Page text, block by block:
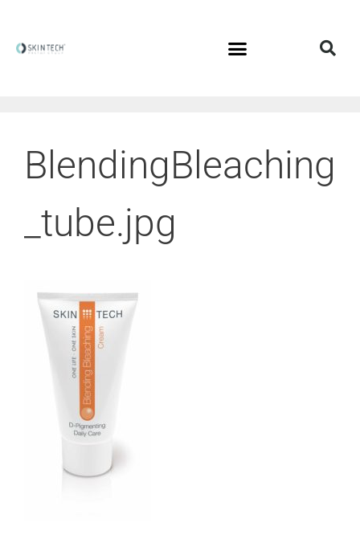
BlendingBleaching
_tube.jpg